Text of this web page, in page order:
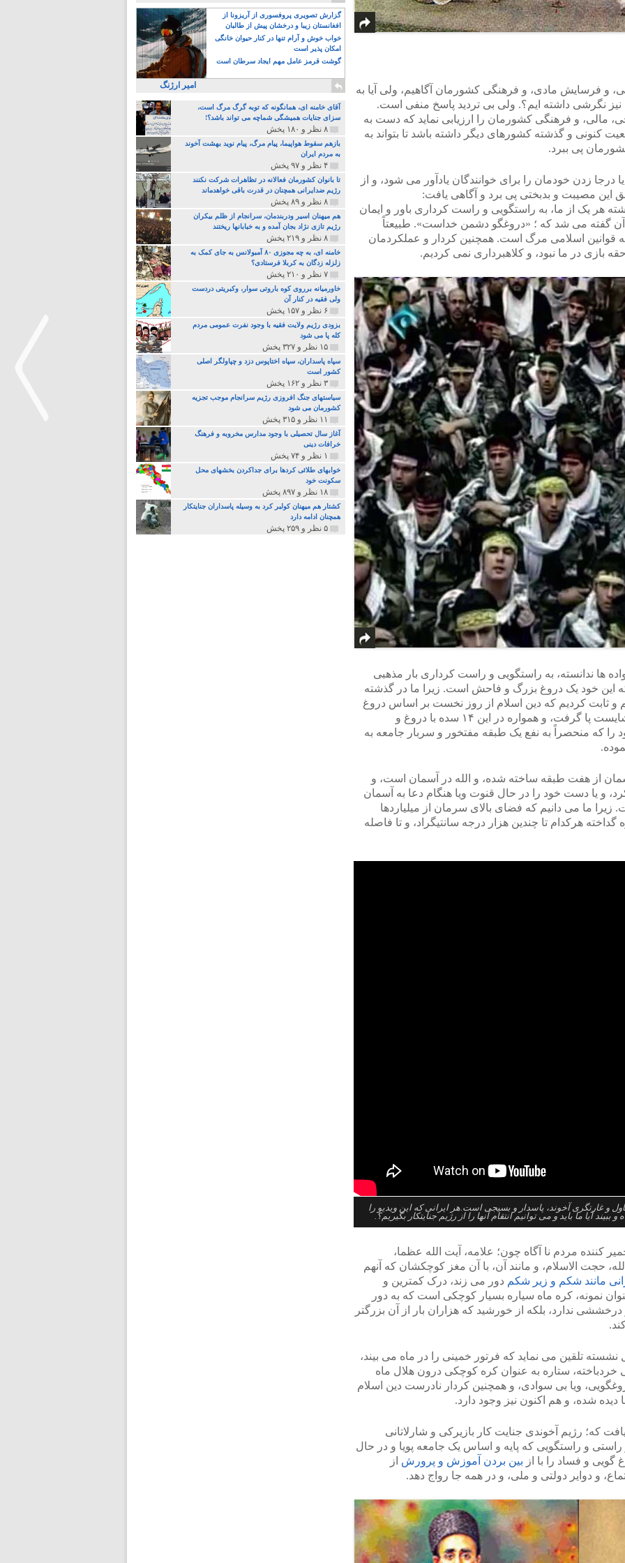
و فرسایش مادی، و فرهنگی کشورمان آگاهیم، ولی آیا به
نگرشی داشته ایم؟. ولی بی تردید پاسخ منفی است.
مالی، و فرهنگی کشورمان را ارزیابی نماید که دست به
کنونی و گذشته کشورهای دیگر داشته باشد تا بتواند به
پی ببرد.
درجا زدن خودمان را برای خوانندگان یادآور می شود، و از
این مصیبت و بدبختی پی برد و آگاهی یافت:
هر یک از ما، به راستگویی و راست کرداری باور و ایمان
آن گفته می شد که ؛ «دروغگو دشمن خداست». طبیعتاً
قوانین اسلامی مرگ است. همچنین کردار و عملکردمان
بازی در ما نبود، و کلاهبرداری نمی کردیم.
ها ندانسته، به راستگویی و راست کرداری بار مذهبی
که این خود یک دروغ بزرگ و فاحش است. زیرا ما در گذشته
و ثابت کردیم که دین اسلام از روز نخست بر اساس دروغ
گویی، و کردار نادرست غیر انسانی و ناشایست پا گرفت، و همواره در این ۱۴ سده با دروغ و
را که منحصراً به نفع یک طبقه مفتخور و سربار جامعه به
از هفت طبقه ساخته شده، و الله در آسمان است، و
و یا دست خود را در حال قنوت ویا هنگام دعا به آسمان
ما می دانیم که فضای بالای سرمان از میلیاردها
هرکدام تا چندین هزار درجه سانتیگراد، و تا فاصله
و غارتگری آخوند، پاسدار و بسیجی است.هر ایرانی که این ویدیو را
آیا ما باید و می توانیم انتقام آنها را از رژیم جنایتکار بگیریم؟.
کننده مردم نا آگاه چون؛ علامه، آیت الله عظما،
حجت الاسلام، و مانند آن، با آن مغز کوچکشان که آنهم
مانند شکم و زیر شکم دور می زند، درک کمترین و
نمونه، کره ماه سیاره بسیار کوچکی است که به دور
ندارد، بلکه از خورشید که هزاران بار از آن بزرگتر
تلقین می نماید که فرتور خمینی را در ماه می بیند،
ستاره به عنوان کره کوچکی درون هلال ماه
ویا بی سوادی، و همچنین کردار نادرست دین اسلام
شده، و هم اکنون نیز وجود دارد.
که؛ رژیم آخوندی جنایت کار بازیرکی و شارلاتانی
و راستگویی که پایه و اساس یک جامعه پویا و در حال
و فساد را با از بین بردن آموزش و پرورش از
و دوایر دولتی و ملی، و در همه جا رواج دهد.
گزارش تصویری پروفسوری از آریزونا از
افغانستان زیبا و درخشان پیش از طالبان
خواب خوش و آرام تنها در کنار حیوان خانگی
امکان پذیر است
گوشت قرمز عامل مهم ایجاد سرطان است
امیر ارژنگ
آقای خامنه ای، همانگونه که توبه گرگ مرگ است،
سزای جنایات همیشگی شماچه می تواند باشد؟!
۸ نظر و ۱۸۰ پخش
بازهم سقوط هواپیما، پیام مرگ، پیام نوید بهشت آخوند
به مردم ایران
۴ نظر و ۹۷ پخش
تا بانوان کشورمان فعالانه در تظاهرات شرکت نکنند
رژیم ضدایرانی همچنان در قدرت باقی خواهدماند
۸ نظر و ۸۹ پخش
هم میهنان اسیر ودربندمان، سرانجام از ظلم بیکران
رژیم تازی نژاد بجان آمده و به خبابانها ریختند
۸ نظر و ۲۱۹ پخش
خامنه ای، به چه مجوزی ۸۰ آمبولانس به جای کمک به
زلزله زدگان به کربلا فرستادی؟
۷ نظر و ۲۱۰ پخش
خاورمیانه برروی کوه باروتی سوار، وکبریتی دردست
ولی فقیه در کنار آن
۶ نظر و ۱۵۷ پخش
بزودی رژیم ولایت فقیه با وجود نفرت عمومی مردم
کله پا می شود
۱۵ نظر و ۳۲۷ پخش
سپاه پاسداران، سپاه اختاپوس دزد و چپاولگر اصلی
کشور است
۳ نظر و ۱۶۲ پخش
سیاستهای جنگ افروزی رژیم سرانجام موجب تجزیه
کشورمان می شود
۱۱ نظر و ۳۱۵ پخش
آغاز سال تحصیلی با وجود مدارس مخروبه و فرهنگ
خرافات دینی
۱ نظر و ۷۴ پخش
خوابهای طلائی کردها برای جداکردن بخشهای محل
سکونت خود
۱۸ نظر و ۸۹۷ پخش
کشتار هم میهنان کولبر کرد به وسیله پاسداران جنایتکار
همچنان ادامه دارد
۵ نظر و ۲۵۹ پخش